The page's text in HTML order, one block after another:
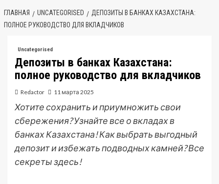
ГЛАВНАЯ UNCATEGORISED
ДЕПОЗИТЫ В БАНКАХ КАЗАХСТАНА:
ПОЛНОЕ РУКОВОДСТВО ДЛЯ ВКЛАДЧИКОВ
Uncategorised
Депозиты в банках Казахстана:
полное руководство для вкладчиков
Redactor 11 марта 2025
Хотите сохранить и приумножить свои
сбережения? Узнайте все о вкладах в
банках Казахстана! Как выбрать выгодный
депозит и избежать подводных камней? Все
секреты здесь!